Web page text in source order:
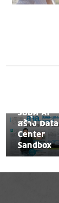
รับยุค AI
สร้าง Data
Center
Sandbox